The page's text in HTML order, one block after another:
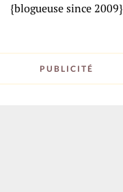
{blogueuse since 2009}
PUBLICITÉ